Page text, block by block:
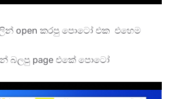
open කරපු පොටෝ එක එහෙම
බලපු page එකේ පොටෝ